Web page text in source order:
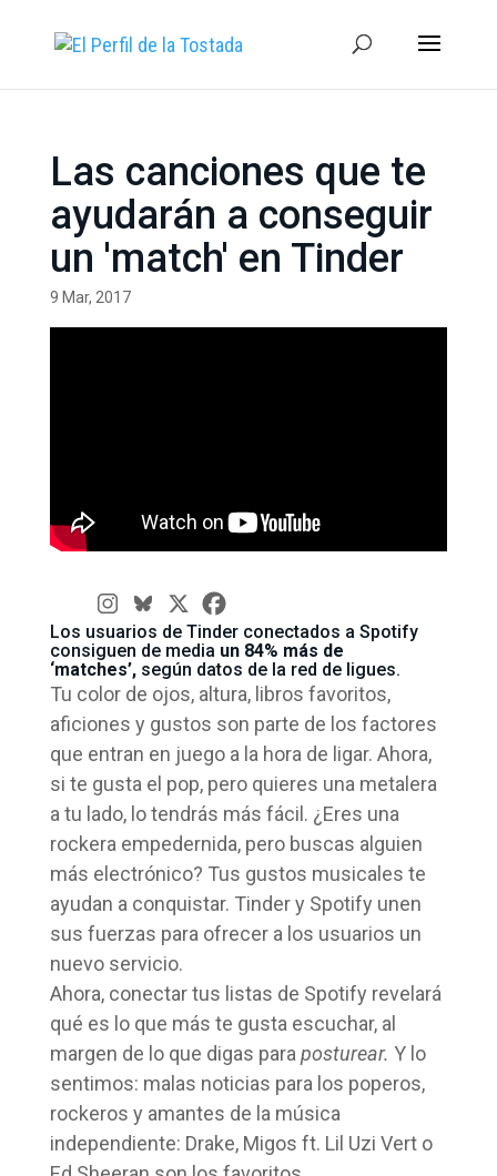
Las canciones que te
ayudarán a conseguir
un 'match' en Tinder
9 Mar, 2017
Los usuarios de Tinder conectados a Spotify
consiguen de media un 84% más de
‘matches’, según datos de la red de ligues.
Tu color de ojos, altura, libros favoritos,
aficiones y gustos son parte de los factores
que entran en juego a la hora de ligar. Ahora,
si te gusta el pop, pero quieres una metalera
a tu lado, lo tendrás más fácil. ¿Eres una
rockera empedernida, pero buscas alguien
más electrónico? Tus gustos musicales te
ayudan a conquistar. Tinder y Spotify unen
sus fuerzas para ofrecer a los usuarios un
nuevo servicio.
Ahora, conectar tus listas de Spotify revelará
qué es lo que más te gusta escuchar, al
margen de lo que digas para posturear. Y lo
sentimos: malas noticias para los poperos,
rockeros y amantes de la música
independiente: Drake, Migos ft. Lil Uzi Vert o